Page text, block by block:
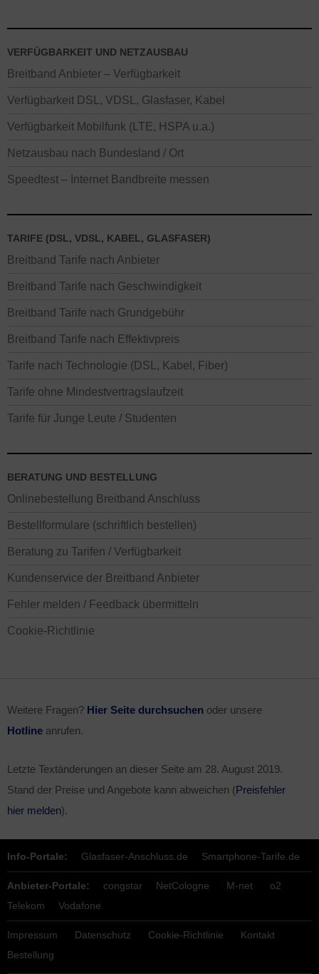
VERFÜGBARKEIT UND NETZAUSBAU
Breitband Anbieter – Verfügbarkeit
Verfügbarkeit DSL, VDSL, Glasfaser, Kabel
Verfügbarkeit Mobilfunk (LTE, HSPA u.a.)
Netzausbau nach Bundesland / Ort
Speedtest – Internet Bandbreite messen
TARIFE (DSL, VDSL, KABEL, GLASFASER)
Breitband Tarife nach Anbieter
Breitband Tarife nach Geschwindigkeit
Breitband Tarife nach Grundgebühr
Breitband Tarife nach Effektivpreis
Tarife nach Technologie (DSL, Kabel, Fiber)
Tarife ohne Mindestvertragslaufzeit
Tarife für Junge Leute / Studenten
BERATUNG UND BESTELLUNG
Onlinebestellung Breitband Anschluss
Bestellformulare (schriftlich bestellen)
Beratung zu Tarifen / Verfügbarkeit
Kundenservice der Breitband Anbieter
Fehler melden / Feedback übermitteln
Cookie-Richtlinie
Weitere Fragen? Hier Seite durchsuchen oder unsere
Hotline anrufen.
Letzte Textänderungen an dieser Seite am 28. August 2019.
Stand der Preise und Angebote kann abweichen (Preisfehler
hier melden).
Info-Portale: Glasfaser-Anschluss.de Smartphone-Tarife.de
Anbieter-Portale: congstar NetCologne M-net
o2
Telekom
Vodafone
Impressum Datenschutz Cookie-Richtlinie
Kontakt
Bestellung